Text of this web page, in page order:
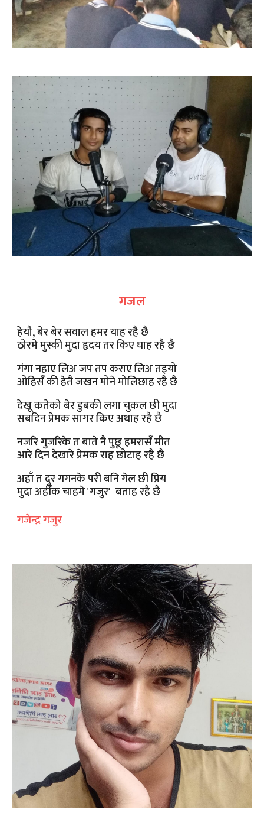
गजल
हेयौ, बेर बेर सवाल हमर याह रहै छै
ठोरमे मुस्की मुदा हृदय तर किए घाह रहै छै
गंगा नहाए लिअ जप तप कराए लिअ तइयो
ओहिसँ की हेतै जखन मोने मोलिछाह रहै छै
देखू कतेको बेर डुबकी लगा चुकल छी मुदा
सबदिन प्रेमक सागर किए अथाह रहै छै
नजरि गुजरिके त बाते नै पुछू हमरासँ मीत
आरे दिन देखारे प्रेमक राह छोटाह रहै छै
अहाँ त दुर गगनके परी बनि गेल छी प्रिय
मुदा अहीँक चाहमे 'गजुर' बताह रहै छै
गजेन्द्र गजुर